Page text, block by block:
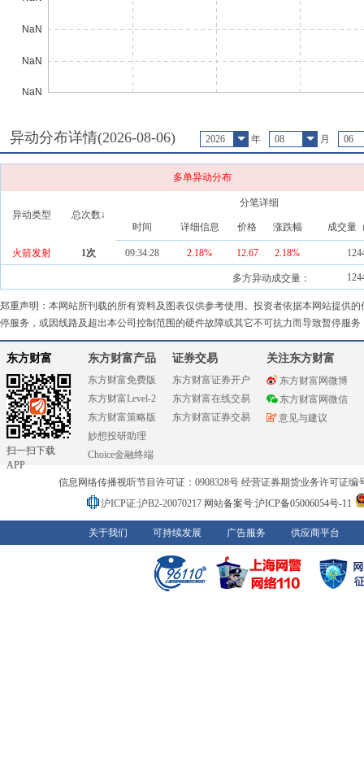
异动分布详情(2026-08-06) 2026 年 08 月 06
多单异动分布
异动类型 总次数↓
分笔详细
时间 详细信息 价格 涨跌幅 成交量
火箭发射 1次 09:34:28 2.18% 12.67 2.18%
多方异动成交量：
郑重声明：本网站所刊载的所有资料及图表仅供参考使用。投资者依据本网站提供
停服务，或因线路及超出本公司控制范围的硬件故障或其它不可抗力而导致暂停服
东方财富
扫一扫下载
APP
东方财富产品
东方财富免费版
东方财富Level-2
东方财富策略版
妙想投研助理
Choice金融终端
证券交易
东方财富证券开户
东方财富在线交易
东方财富证券交易
关注东方财富
东方财富网微博
东方财富网微信
意见与建议
信息网络传播视听节目许可证：0908328号 经营证券期货业务许可证编
沪ICP证:沪B2-20070217 网站备案号:沪ICP备05006054号-11
关于我们 可持续发展 广告服务 供应商平台